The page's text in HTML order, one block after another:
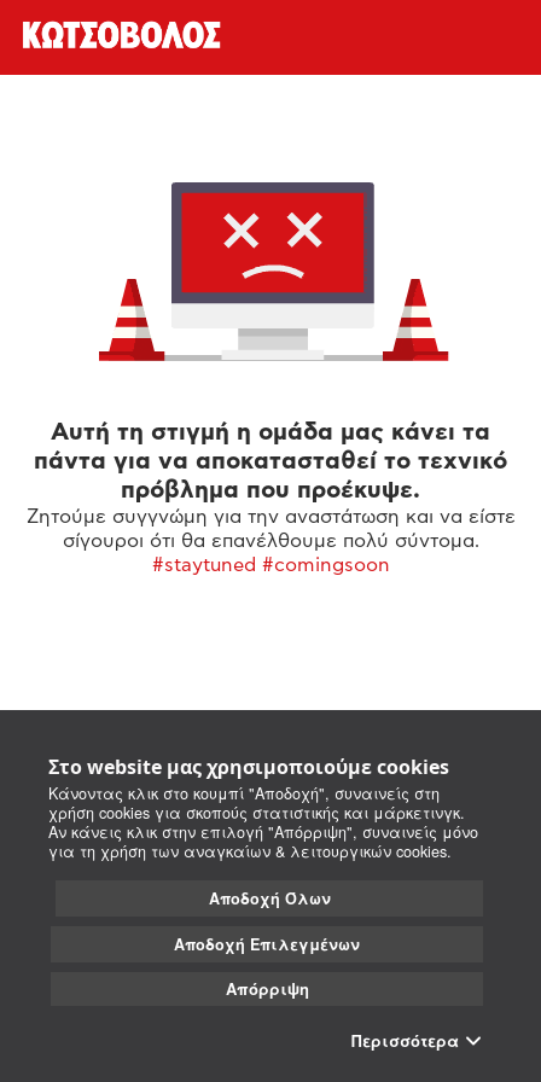
Στο website μας χρησιμοποιούμε cookies
Κάνοντας κλικ στο κουμπί "Αποδοχή", συναινείς στη
χρήση cookies για σκοπούς στατιστικής και μάρκετινγκ.
Αν κάνεις κλικ στην επιλογή "Απόρριψη", συναινείς μόνο
για τη χρήση των αναγκαίων & λειτουργικών cookies.
Αποδοχή Όλων
Αποδοχή Επιλεγμένων
Απόρριψη
Περισσότερα
Αυτή τη στιγμή η ομάδα μας κάνει τα
πάντα για να αποκατασταθεί το τεχνικό
πρόβλημα που προέκυψε.
Ζητούμε συγγνώμη για την αναστάτωση και να είστε
σίγουροι ότι θα επανέλθουμε πολύ σύντομα.
#staytuned #comingsoon